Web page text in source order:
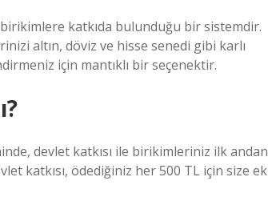
katkıda bulunduğu bir sistemdir.
altın, döviz ve hisse senedi gibi karlı
için mantıklı bir seçenektir.
devlet katkısı ile birikimleriniz ilk andan
katkısı, ödediğiniz her 500 TL için size ek